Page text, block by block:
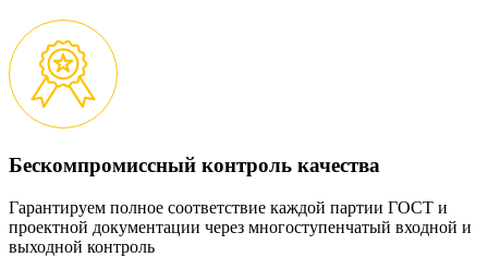
Бескомпромиссный контроль качества
Гарантируем полное соответствие каждой партии ГОСТ и
проектной документации через многоступенчатый входной и
выходной контроль